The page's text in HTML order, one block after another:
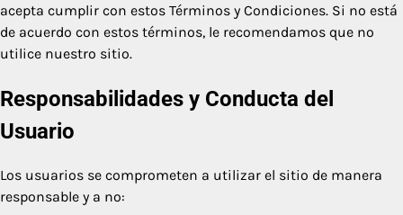
acepta cumplir con estos Términos y Condiciones. Si no está
de acuerdo con estos términos, le recomendamos que no
utilice nuestro sitio.
Responsabilidades y Conducta del
Usuario
Los usuarios se comprometen a utilizar el sitio de manera
responsable y a no: